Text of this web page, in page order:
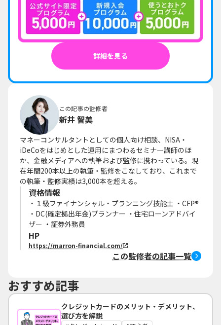
詳細を見る
この記事の監修者
新井 智美
マネーコンサルタントとしての個人向け相談、NISA・
iDeCoをはじめとした運用にまつわるセミナー講師のほ
か、金融メディアへの執筆および監修に携わっている。現
在年間200本以上の執筆・監修をこなしており、これまで
の執筆・監修実績は3,000本を超える。
資格情報
・１級ファイナンシャル・プランニング技能士 ・CFP®
・DC(確定拠出年金)プランナー ・住宅ローンアドバイ
ザー ・証券外務員
HP
https://marron-financial.com/
この監修者の記事一覧
おすすめ記事
クレジットカードのメリット・デメリット、
選び方を解説